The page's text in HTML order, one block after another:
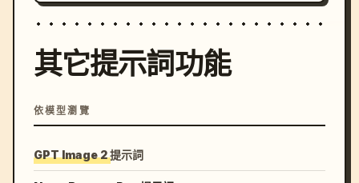
其它提示詞功能
依模型瀏覽
GPT Image 2 提示詞